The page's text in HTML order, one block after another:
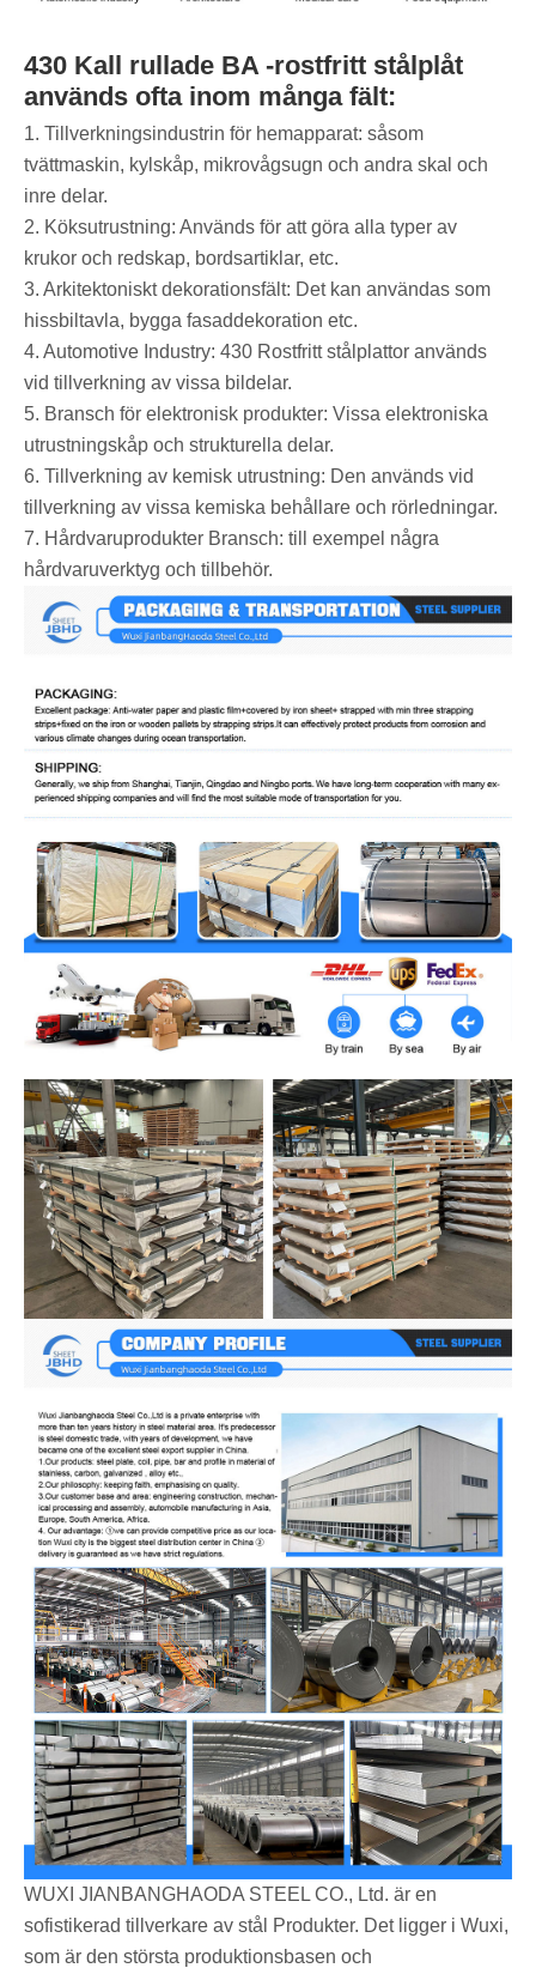
430 Kall rullade BA -rostfritt stålplåt
används ofta inom många fält:
1. Tillverkningsindustrin för hemapparat: såsom
tvättmaskin, kylskåp, mikrovågsugn och andra skal och
inre delar.
2. Köksutrustning: Används för att göra alla typer av
krukor och redskap, bordsartiklar, etc.
3. Arkitektoniskt dekorationsfält: Det kan användas som
hissbiltavla, bygga fasaddekoration etc.
4. Automotive Industry: 430 Rostfritt stålplattor används
vid tillverkning av vissa bildelar.
5. Bransch för elektronisk produkter: Vissa elektroniska
utrustningskåp och strukturella delar.
6. Tillverkning av kemisk utrustning: Den används vid
tillverkning av vissa kemiska behållare och rörledningar.
7. Hårdvaruprodukter Bransch: till exempel några
hårdvaruverktyg och tillbehör.
WUXI JIANBANGHAODA STEEL CO., Ltd. är en
sofistikerad tillverkare av stål Produkter. Det ligger i Wuxi,
som är den största produktionsbasen och